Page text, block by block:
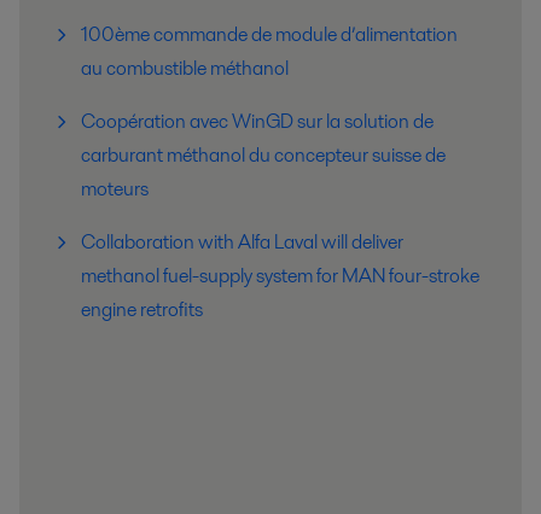
100ème commande de module d’alimentation
au combustible méthanol
Coopération avec WinGD sur la solution de
carburant méthanol du concepteur suisse de
moteurs
Collaboration with Alfa Laval will deliver
methanol fuel-supply system for MAN four-stroke
engine retrofits